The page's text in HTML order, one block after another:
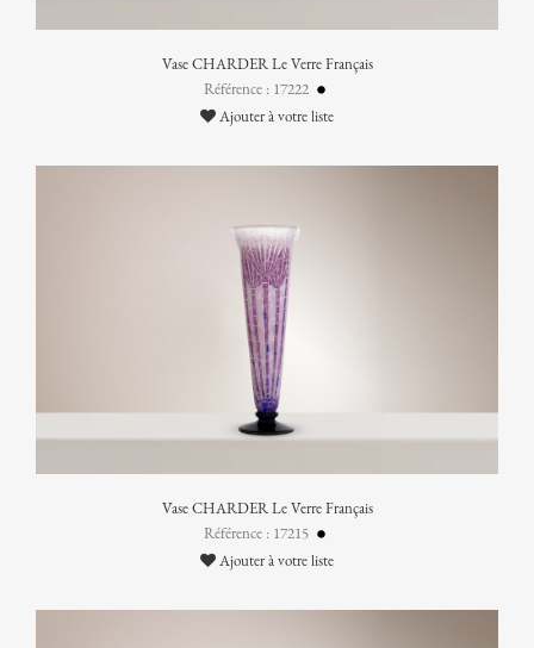
Vase CHARDER Le Verre Français
Référence : 17222
Ajouter à votre liste
Vase CHARDER Le Verre Français
Référence : 17215
Ajouter à votre liste